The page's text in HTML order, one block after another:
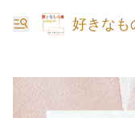
好きなも